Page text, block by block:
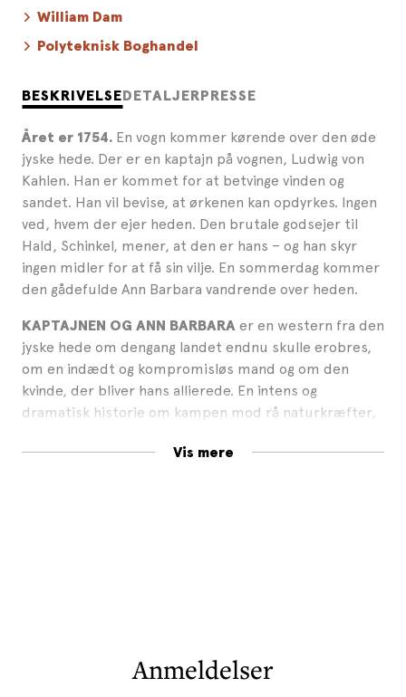
BESKRIVELSE DETALJER PRESSE
Året er 1754. En vogn kommer kørende over den øde
jyske hede. Der er en kaptajn på vognen, Ludwig von
Kahlen. Han er kommet for at betvinge vinden og
sandet. Han vil bevise, at ørkenen kan opdyrkes. Ingen
ved, hvem der ejer heden. Den brutale godsejer til
Hald, Schinkel, mener, at den er hans – og han skyr
ingen midler for at få sin vilje. En sommerdag kommer
den gådefulde Ann Barbara vandrende over heden.
KAPTAJNEN OG ANN BARBARA er en western fra den
jyske hede om dengang landet endnu skulle erobres,
om en indædt og kompromisløs mand og om den
kvinde, der bliver hans allierede. En intens og
dramatisk historie om kampen mod rå naturkræfter,
disciplin, kærlighed, fortabelse og den reneste
Vis mere
William Dam
Polyteknisk Boghandel
Anmeldelser